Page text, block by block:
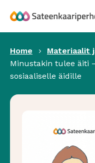
sisältöön
Home
Materiaalit
Minustakin tulee äiti
sosiaaliselle äidille